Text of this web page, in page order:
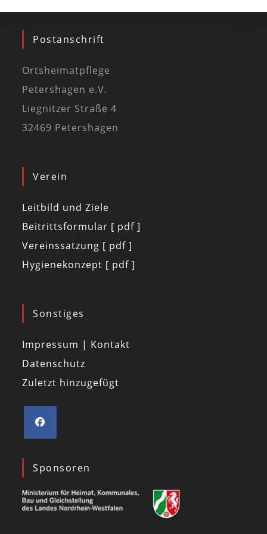
Postanschrift
Ortsheimatpflege
Petershagen e.V.
Liegnitzer Straße 4
32469 Petershagen
Verein
Leitbild und Ziele
Beitrittsformular [ pdf ]
Vereinssatzung [ pdf ]
Hygienekonzept [ pdf ]
Sonstiges
Impressum | Kontakt
Datenschutz
Zuletzt hinzugefügt
Sponsoren